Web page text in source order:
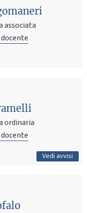
associata
ordinaria
Vedi avvisi
summer course
Tutti gli avvisi
4) per sciopero